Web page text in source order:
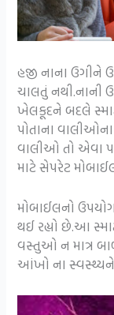
હજી નાના ઉગીને
ચાલતું નથી.નાની
ખેલકૂદને બદલે
પોતાના
વાલીઓ તો એવા
માટે સેપરેટ
મોબાઈલનો
થઈ રહ્યો છે.આ
વસ્તુઓ ન માત્ર
આંખો ના